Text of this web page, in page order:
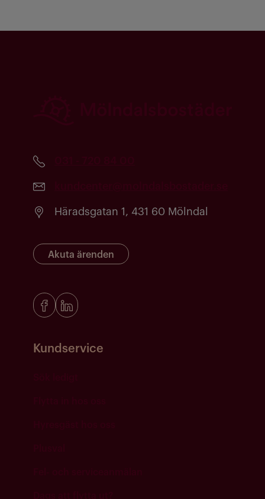
Häradsgatan 1, 431 60 Mölndal
Akuta ärenden
Kundservice